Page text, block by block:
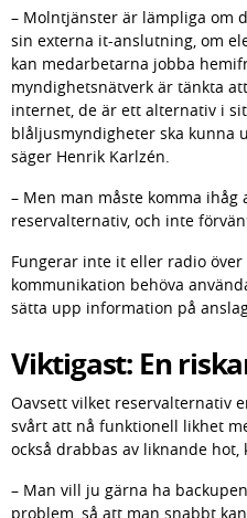
– Molntjänster är lämpliga om
sin externa it-anslutning, om
kan medarbetarna jobba
myndighetsnätverk är tänkta
internet, de är ett alternativ i
blåljusmyndigheter ska kunna
säger Henrik Karlzén.
– Men man måste komma
reservalternativ, och inte
Fungerar inte it eller radio
kommunikation behöva
sätta upp information på
Viktigast: En
Oavsett vilket reservalternativ
svårt att nå funktionell likhet
också drabbas av liknande
– Man vill ju gärna ha
problem, så att man snabbt